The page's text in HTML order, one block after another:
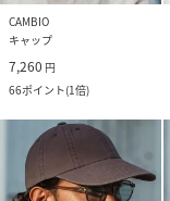
CAMBIO
キャップ
7,260 円
66ポイント(1倍)